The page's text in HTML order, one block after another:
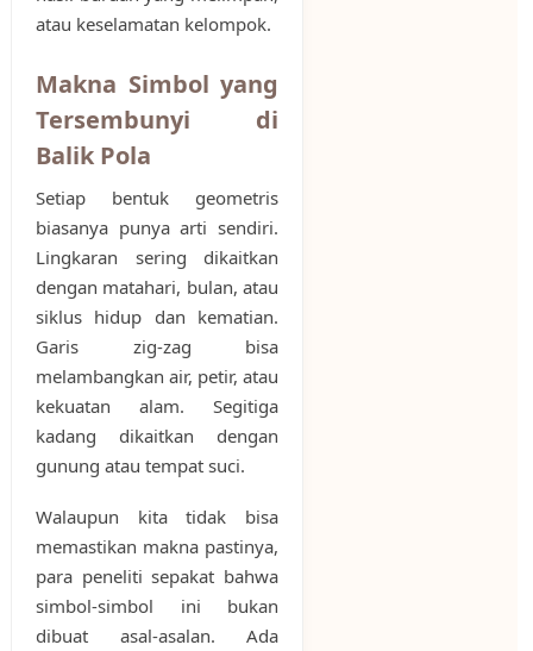
atau keselamatan kelompok.
Makna Simbol yang
Tersembunyi di
Balik Pola
Setiap bentuk geometris
biasanya punya arti sendiri.
Lingkaran sering dikaitkan
dengan matahari, bulan, atau
siklus hidup dan kematian.
Garis zig-zag bisa
melambangkan air, petir, atau
kekuatan alam. Segitiga
kadang dikaitkan dengan
gunung atau tempat suci.
Walaupun kita tidak bisa
memastikan makna pastinya,
para peneliti sepakat bahwa
simbol-simbol ini bukan
dibuat asal-asalan. Ada